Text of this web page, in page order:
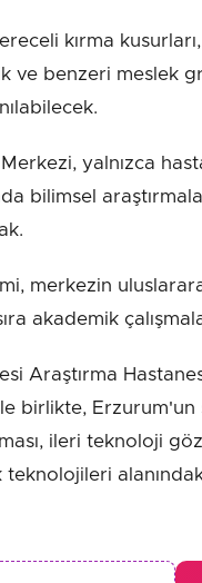
kırma
ve benzeri meslek
yalnızca
bilimsel
merkezin
akademik
Araştırma
birlikte, Erzurum'un
ileri teknoloji